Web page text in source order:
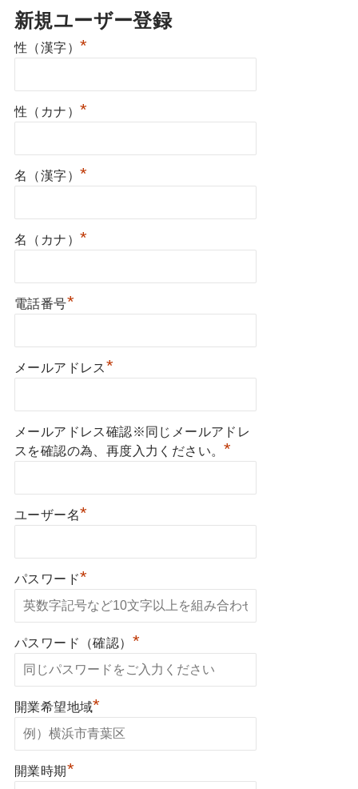
新規ユーザー登録
性（漢字） *
性（カナ） *
名（漢字） *
名（カナ） *
電話番号*
メールアドレス*
メールアドレス確認※同じメールアドレ
スを確認の為、再度入力ください。*
ユーザー名*
パスワード*
パスワード（確認） *
開業希望地域*
開業時期*